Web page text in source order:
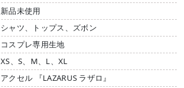
新品未使用
シャツ、トップス、ズボン
コスプレ専用生地
XS、S、M、L、XL
アクセル 『LAZARUS ラザロ』